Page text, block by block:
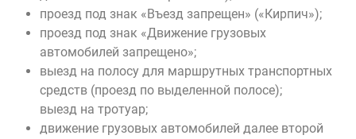
проезд под знак «Въезд запрещен» («Кирпич»);
проезд под знак «Движение грузовых
автомобилей запрещено»;
выезд на полосу для маршрутных транспортных
средств (проезд по выделенной полосе);
выезд на тротуар;
движение грузовых автомобилей далее второй